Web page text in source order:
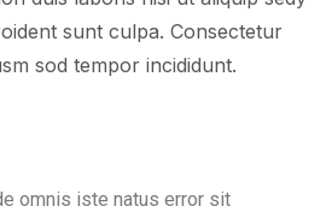
sunt culpa. Consectetur
sod tempor incididunt.
omnis iste natus error sit